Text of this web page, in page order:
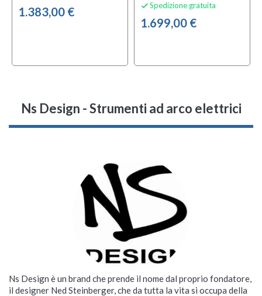
1.383,00 €  Spedizione gratuita
1.699,00 €
Ns Design - Strumenti ad arco elettrici
Ns Design è un brand che prende il nome dal proprio fondatore,
il designer Ned Steinberger, che da tutta la vita si occupa della